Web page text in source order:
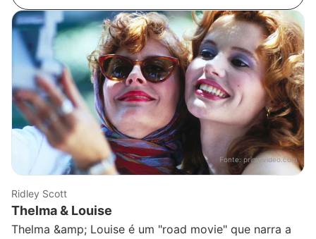
Fonte:primevideo.com
Ridley Scott
Thelma & Louise
Thelma &amp; Louise é um "road movie" que narra a